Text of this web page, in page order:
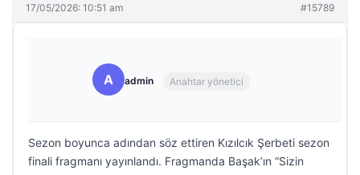
17/05/2026: 10:51 am #15789
A admin Anahtar yönetici
Sezon boyunca adından söz ettiren Kızılcık Şerbeti sezon
finali fragmanı yayınlandı. Fragmanda Başak’ın “Sizin